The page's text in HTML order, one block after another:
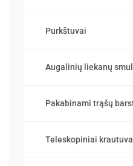
Purkštuvai
Augalinių liekanų
Pakabinami trąšų
Teleskopiniai